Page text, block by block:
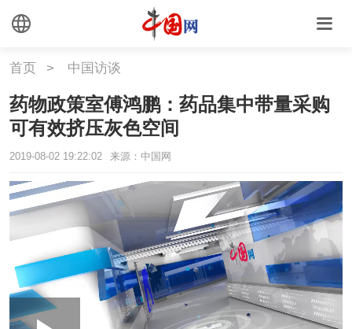
首页 > 中国访谈
药物政策室傅鸿鹏：药品集中带量采购
可有效挤压灰色空间
2019-08-02 19:22:02 来源：中国网